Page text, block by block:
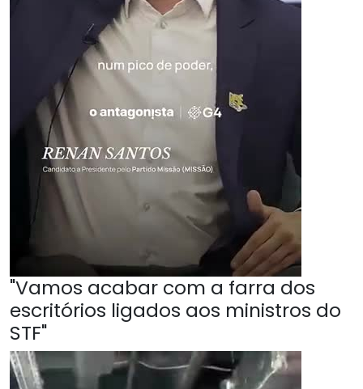
"Vamos acabar com a farra dos
escritórios ligados aos ministros do
STF"